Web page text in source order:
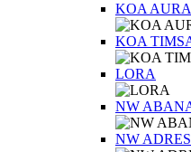
KOA AURA
KOA
LORA
NW
NW